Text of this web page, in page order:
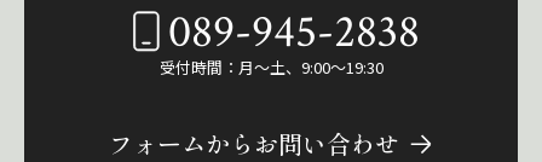
089-945-2838
受付時間：月～土、9:00～19:30
フォームからお問い合わせ